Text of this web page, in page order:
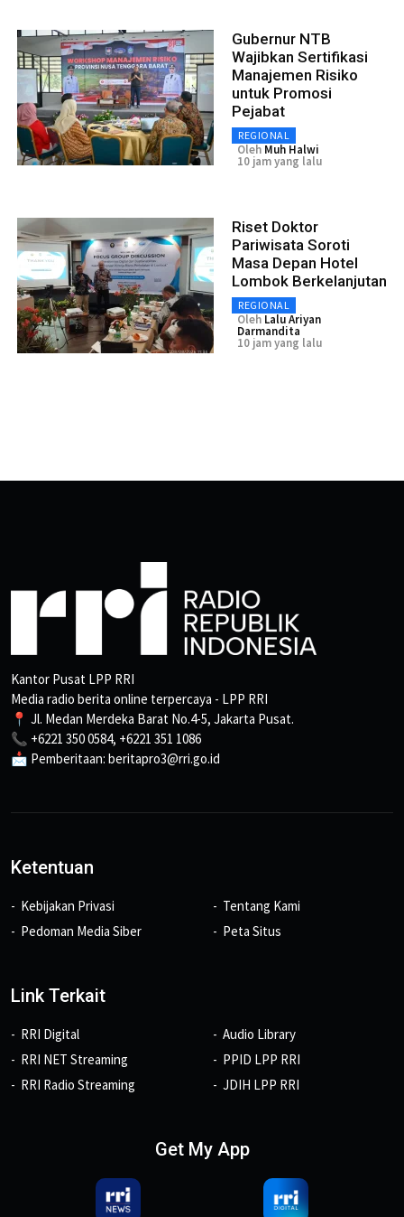
Gubernur NTB
Wajibkan Sertifikasi
Manajemen Risiko
untuk Promosi
Pejabat
REGIONAL
Oleh Muh Halwi
10 jam yang lalu
Riset Doktor
Pariwisata Soroti
Masa Depan Hotel
Lombok Berkelanjutan
REGIONAL
Oleh Lalu Ariyan
Darmandita
10 jam yang lalu
Kantor Pusat LPP RRI
Media radio berita online terpercaya - LPP RRI
📍 Jl. Medan Merdeka Barat No.4-5, Jakarta Pusat.
📞 +6221 350 0584, +6221 351 1086
📩 Pemberitaan: beritapro3@rri.go.id
Ketentuan
Kebijakan Privasi
Pedoman Media Siber
Tentang Kami
Peta Situs
Link Terkait
RRI Digital
RRI NET Streaming
RRI Radio Streaming
Audio Library
PPID LPP RRI
JDIH LPP RRI
Get My App